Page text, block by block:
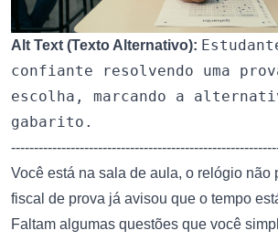
Alt Text (Texto Alternativo):
confiante resolvendo uma
escolha, marcando a
gabarito.
Você está na sala de aula, o relógio não
fiscal de prova já avisou que o tempo
Faltam algumas questões que você